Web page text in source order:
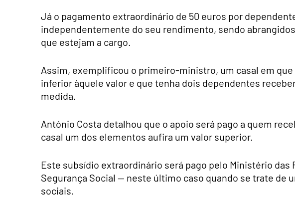
Já o pagamento extraordinário de 50 euros por
independentemente do seu rendimento, sendo
que estejam a cargo.
Assim, exemplificou o primeiro-ministro, um casal em
inferior àquele valor e que tenha dois dependentes
medida.
António Costa detalhou que o apoio será pago a quem
casal um dos elementos aufira um valor superior.
Este subsídio extraordinário será pago pelo Ministério das
Segurança Social — neste último caso quando se trate de
sociais.